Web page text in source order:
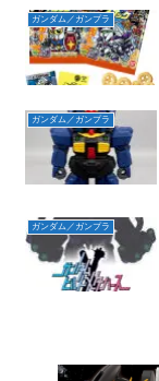
ガンダム／ガンプラ
ガンダム／ガンプラ
ガンダム／ガンプラ